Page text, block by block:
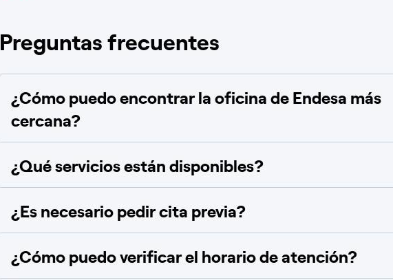
Preguntas frecuentes
¿Cómo puedo encontrar la oficina de Endesa más
cercana?
¿Qué servicios están disponibles?
¿Es necesario pedir cita previa?
¿Cómo puedo verificar el horario de atención?